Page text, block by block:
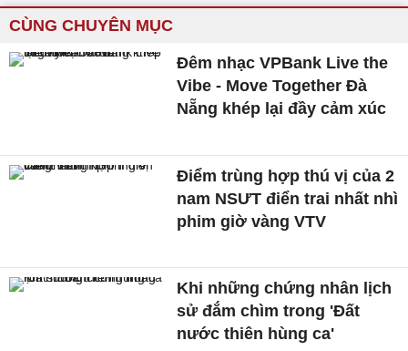
CÙNG CHUYÊN MỤC
Đêm nhạc VPBank Live the
Vibe - Move Together Đà
Nẵng khép lại đầy cảm xúc
Điểm trùng hợp thú vị của 2
nam NSƯT điển trai nhất nhì
phim giờ vàng VTV
Khi những chứng nhân lịch
sử đắm chìm trong 'Đất
nước thiên hùng ca'